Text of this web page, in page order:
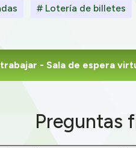
# Lotería de billetes
- Sala de espera
Preguntas